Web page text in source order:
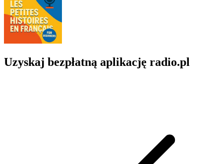
Uzyskaj bezpłatną aplikację radio.pl